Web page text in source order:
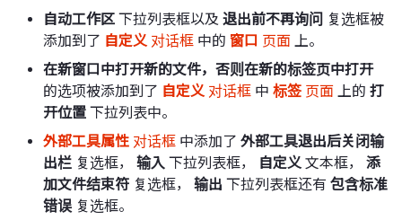
自动工作区 下拉列表框以及 退出前不再询问 复选框被
添加到了 自定义 对话框 中的 窗口 页面 上。
在新窗口中打开新的文件，否则在新的标签页中打开
的选项被添加到了 自定义 对话框 中 标签 页面 上的 打
开位置 下拉列表中。
外部工具属性 对话框 中添加了 外部工具退出后关闭输
出栏 复选框， 输入 下拉列表框， 自定义 文本框， 添
加文件结束符 复选框， 输出 下拉列表框还有 包含标准
错误 复选框。